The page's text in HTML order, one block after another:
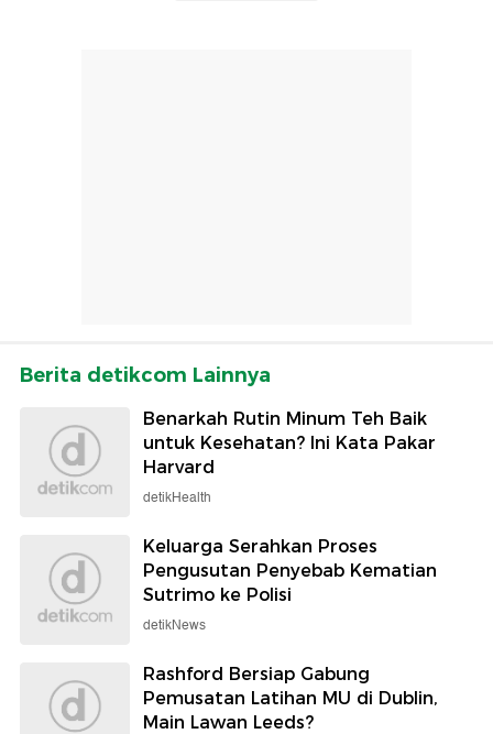
Berita detikcom Lainnya
Benarkah Rutin Minum Teh Baik
untuk Kesehatan? Ini Kata Pakar
Harvard
detikHealth
Keluarga Serahkan Proses
Pengusutan Penyebab Kematian
Sutrimo ke Polisi
detikNews
Rashford Bersiap Gabung
Pemusatan Latihan MU di Dublin,
Main Lawan Leeds?